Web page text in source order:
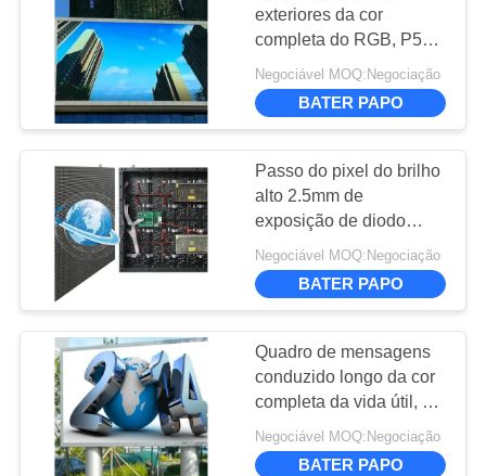
Display LED de
serviço frontal
Ecrã de cortina LED
10
exteriores da cor
completa do RGB, P5
modo de exploração
conduzido programável
da exposição 1/8
Negociável MOQ:Negociação
BATER PAPO
Passo do pixel do brilho
alto 2.5mm de
exposição de diodo
emissor de luz da cor
completa de
propaganda exterior
Negociável MOQ:Negociação
BATER PAPO
Quadro de mensagens
conduzido longo da cor
completa da vida útil, P5
exposição conduzida
SMD exterior 1R1G1B
Negociável MOQ:Negociação
BATER PAPO